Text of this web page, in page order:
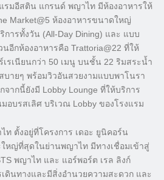
รมอีสติน แกรนด์ พญาไท มีห้องอาหารให้
Market@5 ห้องอาหารขนาดใหญ่
การทั้งวัน (All-Day Dining) และ แบบ
อีกห้องอาหารคือ Trattoria@22 ที่ให้
เรเนียนกว่า 50 เมนู บนชั้น 22 ริมสระน้ำ
บายๆ พร้อมวิวอันสวยงามแบบพาโนรา
ากนี้ยังมี Lobby Lounge ที่ให้บริการ
อบรสเลิศ บริเวณ Lobby ของโรงแรม
ตั้งอยู่ที่โครงการ เดอะ ยูนิคอร์น
หญ่ที่สุดในย่านพญาไท มีทางเชื่อมเข้าสู่
พญาไท และ แอร์พอร์ต เรล ลิงก์
ดินทางและมีสิ่งอำนวยความสะดวก และ